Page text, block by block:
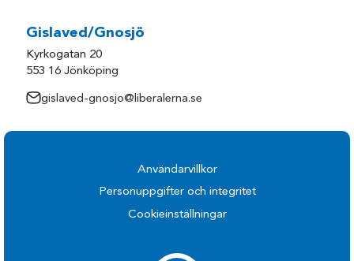
Gislaved/Gnosjö
Kyrkogatan 20
553 16 Jönköping
gislaved-gnosjo@liberalerna.se
Användarvillkor
Personuppgifter och integritet
Cookieinställningar